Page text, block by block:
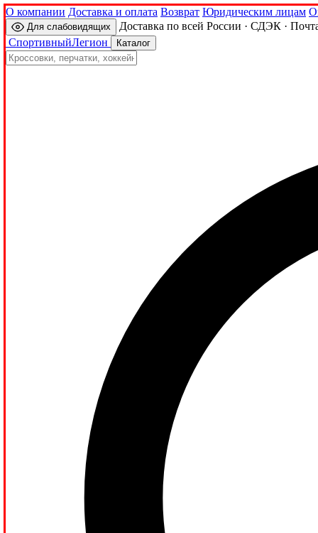
О компании Доставка и оплата Возврат Юридическим лицам
Для слабовидящих
Доставка по всей России · СДЭК ·
СпортивныйЛегион Каталог